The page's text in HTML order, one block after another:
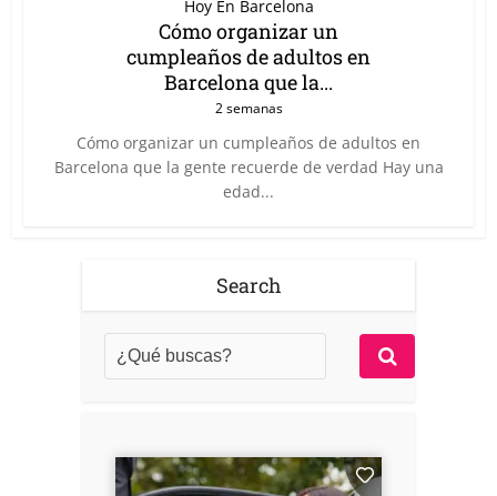
Hoy En Barcelona
Cómo organizar un
cumpleaños de adultos en
Barcelona que la...
2 semanas
Cómo organizar un cumpleaños de adultos en
Barcelona que la gente recuerde de verdad Hay una
edad...
Search